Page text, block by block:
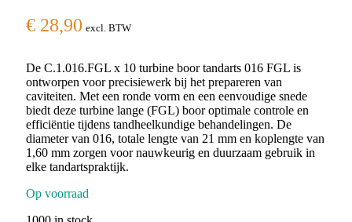
€ 28,90 excl. BTW
De C.1.016.FGL x 10 turbine boor tandarts 016 FGL is
ontworpen voor precisiewerk bij het prepareren van
caviteiten. Met een ronde vorm en een eenvoudige snede
biedt deze turbine lange (FGL) boor optimale controle en
efficiëntie tijdens tandheelkundige behandelingen. De
diameter van 016, totale lengte van 21 mm en koplengte van
1,60 mm zorgen voor nauwkeurig en duurzaam gebruik in
elke tandartspraktijk.
Op voorraad